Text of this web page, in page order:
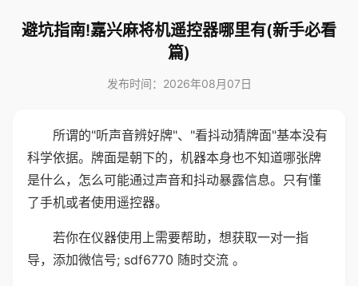
避坑指南!嘉兴麻将机遥控器哪里有(新手必看
篇)
发布时间：2026年08月07日
所谓的"听声音辨好牌"、"看抖动猜牌面"基本没有
科学依据。牌面是朝下的，机器本身也不知道哪张牌
是什么，怎么可能通过声音和抖动暴露信息。只有懂
了手机或者使用遥控器。
若你在仪器使用上需要帮助，想获取一对一指
导，添加微信号; sdf6770 随时交流 。